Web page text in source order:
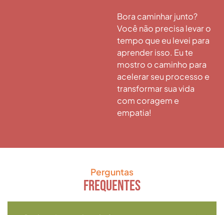
Bora caminhar junto?
Você não precisa levar o
tempo que eu levei para
aprender isso. Eu te
mostro o caminho para
acelerar seu processo e
transformar sua vida
com coragem e
empatia!
Perguntas
frequentes